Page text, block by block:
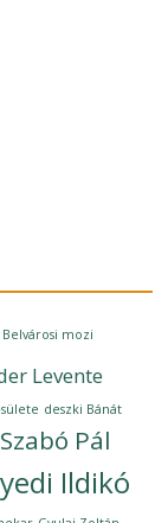
Belvárosi mozi
Levente
deszki Bánát
Pál
Ildikó